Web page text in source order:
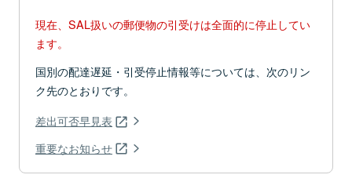
現在、SAL扱いの郵便物の引受けは全面的に停止してい
ます。
国別の配達遅延・引受停止情報等については、次のリン
ク先のとおりです。
差出可否早見表
重要なお知らせ